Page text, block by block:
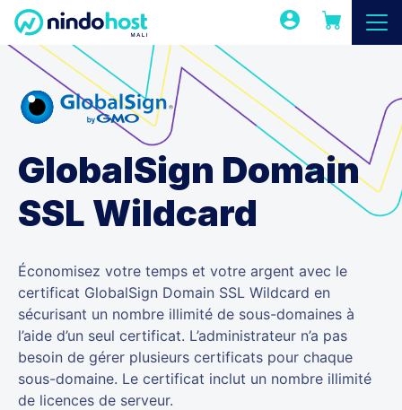
GlobalSign Domain
SSL Wildcard
Économisez votre temps et votre argent avec le
certificat GlobalSign Domain SSL Wildcard en
sécurisant un nombre illimité de sous-domaines à
l’aide d’un seul certificat. L’administrateur n’a pas
besoin de gérer plusieurs certificats pour chaque
sous-domaine. Le certificat inclut un nombre illimité
de licences de serveur.